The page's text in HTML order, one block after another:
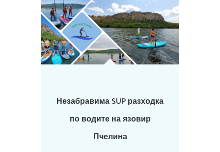
Незабравима SUP разходка
по водите на язовир
Пчелина